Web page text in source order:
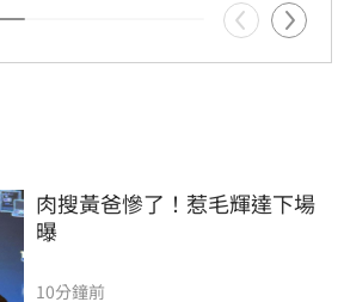
肉搜黃爸慘了！惹毛輝達下場
曝
10分鐘前